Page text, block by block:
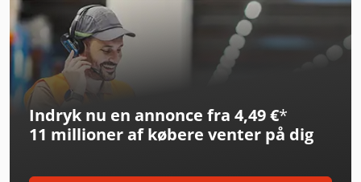
Hyster H2.0Xt
Hyster H2.5Ft
Hyster H3.0Ft
Hyster H3.0Xt
Hyster H3.5Ft
Indryk nu en annonce fra 4,49 €*
11 millioner af købere venter på dig